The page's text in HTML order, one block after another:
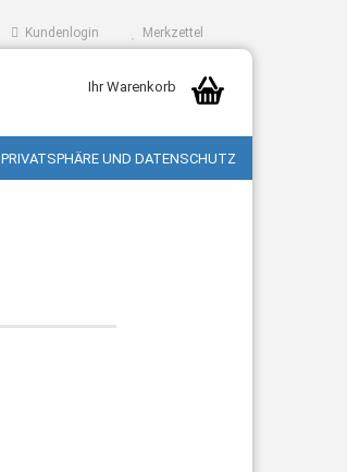
Kundenlogin Merkzettel
Ihr Warenkorb
PRIVATSPHÄRE UND DATENSCHUTZ